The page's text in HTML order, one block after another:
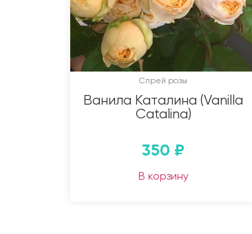
Спрей розы
Ванила Каталина (Vanilla
Catalina)
350 ₽
В корзину